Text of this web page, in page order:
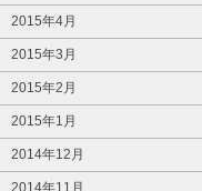
2015年4月
2015年3月
2015年2月
2015年1月
2014年12月